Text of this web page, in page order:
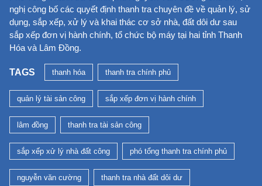
nghị công bố các quyết định thanh tra chuyên đề về quản lý, sử
dụng, sắp xếp, xử lý và khai thác cơ sở nhà, đất dôi dư sau
sắp xếp đơn vị hành chính, tổ chức bộ máy tại hai tỉnh Thanh
Hóa và Lâm Đồng.
TAGS thanh hóa thanh tra chính phủ
quản lý tài sản công sắp xếp đơn vị hành chính
lâm đồng thanh tra tài sản công
sắp xếp xử lý nhà đất công phó tổng thanh tra chính phủ
nguyễn văn cường thanh tra nhà đất dôi dư